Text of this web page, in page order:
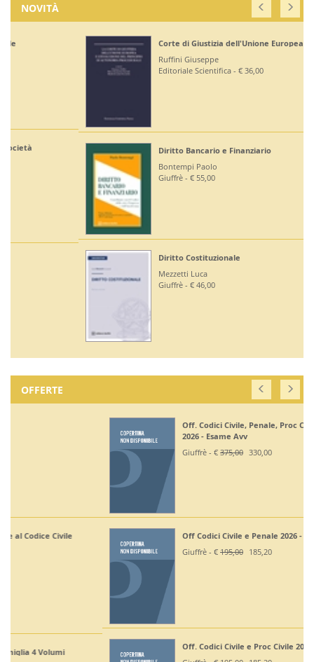
NOVITÀ
Corte di Giustizia dell'Unione Europea
Ruffini Giuseppe
Editoriale Scientifica - € 36,00
Diritto Bancario e Finanziario
Bontempi Paolo
Giuffrè - € 55,00
Diritto Costituzionale
Mezzetti Luca
Giuffrè - € 46,00
Off. Codici Civile, Penale, Proc Civile, Proc Penale
Giuffrè - €375,00 330,00
Off Codici Civile e Penale 2026 - Esame Avvocato
Giuffrè - €195,00
Off. Codici Civile e Proc Civile 2026 - Esame Avvocato
Giuffrè - €195,00